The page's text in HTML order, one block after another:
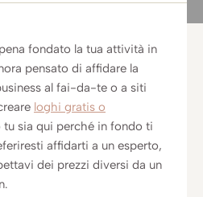
fondato la tua attività in
pensato di affidare la
al fai-da-te o a siti
loghi gratis o
tu sia qui perché in fondo ti
affidarti a un esperto,
dei prezzi diversi da un